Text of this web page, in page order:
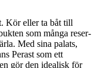
Kör eller ta båt till
som många reser-
Med sina palats,
Perast som ett
gör den idealisk för